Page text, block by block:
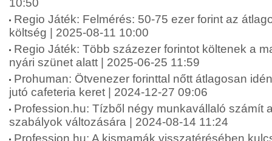
10:50
Regio Játék: Felmérés: 50-75 ezer forint az
költség | 2025-08-11 10:00
Regio Játék: Több százezer forintot költenek a
nyári szünet alatt | 2025-06-25 11:59
Prohuman: Ötvenezer forinttal nőtt átlagosan
jutó cafeteria keret | 2024-12-27 09:06
Profession.hu: Tízből négy munkavállaló számít
szabályok változására | 2024-08-14 11:24
Profession.hu: A kismamák visszatérésében